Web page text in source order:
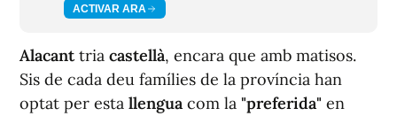
ACTIVAR ARA
Alacanttria castellà, encara que amb matisos.
Sis de cada deu famílies de la província han
optat per esta llengua com la "preferida" en